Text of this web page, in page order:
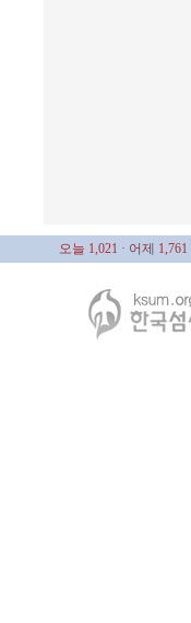
오늘 1,021 · 어제 1,761